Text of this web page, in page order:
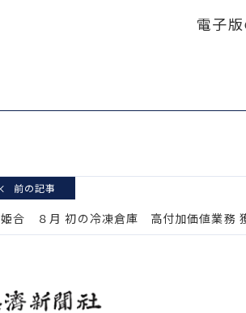
電子
前の記事
姫合 ８月 初の冷凍倉庫 高付加価値業務